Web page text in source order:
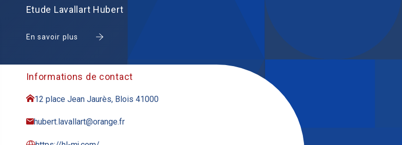
Etude Lavallart Hubert
En savoir plus
Informations de contact
12 place Jean Jaurès, Blois 41000
hubert.lavallart@orange.fr